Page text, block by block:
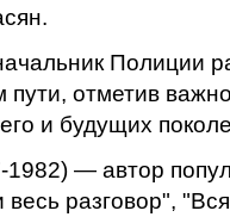
Полиции
отметив
и будущих
— автор
весь разговор",